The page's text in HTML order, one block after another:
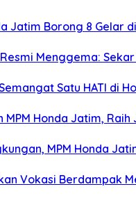
Jatim Borong 8 Gelar
Menggema:
Satu HATI di
MPM Honda Jatim, Raih
MPM Honda
Vokasi